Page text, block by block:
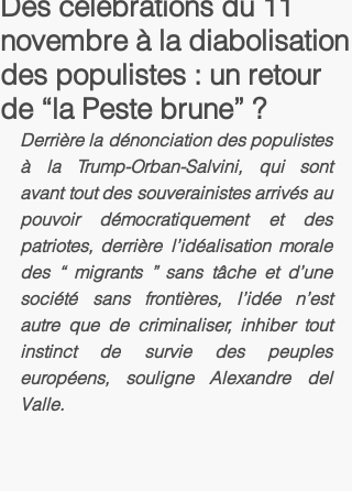
novembre à la diabolisation
des populistes : un retour
de “la Peste brune” ?
Derrière la dénonciation des populistes
à la Trump-Orban-Salvini, qui sont
avant tout des souverainistes arrivés au
pouvoir démocratiquement et des
patriotes, derrière l’idéalisation morale
des “ migrants ” sans tâche et d’une
société sans frontières, l’idée n’est
autre que de criminaliser, inhiber tout
instinct de survie des peuples
européens, souligne Alexandre del
Valle.